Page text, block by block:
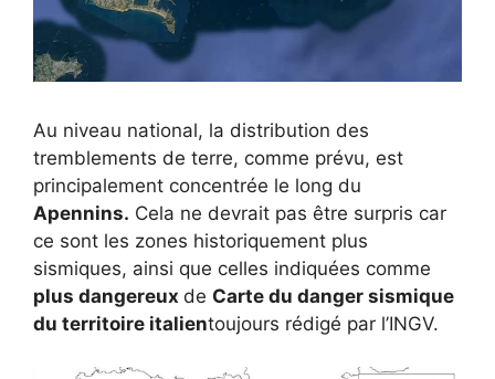
Au niveau national, la distribution des
tremblements de terre, comme prévu, est
principalement concentrée le long du
Apennins. Cela ne devrait pas être surpris car
ce sont les zones historiquement plus
sismiques, ainsi que celles indiquées comme
plus dangereux de Carte du danger sismique
du territoire italientoujours rédigé par l’INGV.